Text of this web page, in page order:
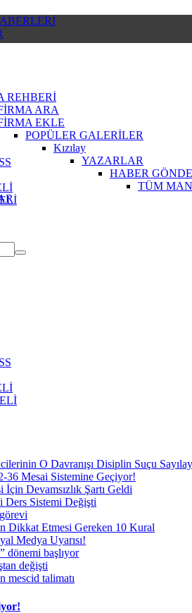
REHBERİ
ARA
EKLE
POPÜLER GALERİLER
Kızılay
YAZARLAR
HABER
TÜM
O Davranışı Disiplin Suçu
36 Mesai Sistemine Geçiyor!
Devamsızlık Şartı Geldi
Ders Sistemi Değişti
Dikkat Etmesi Gereken 10 Kural
Medya Uyarısı!
dönemi başlıyor
değişti
mescid talimatı